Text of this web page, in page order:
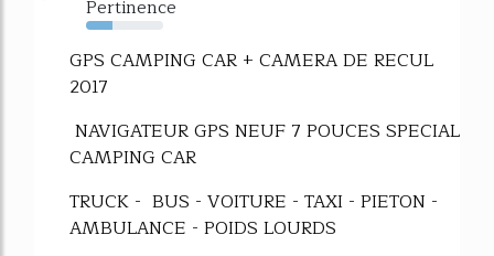
Pertinence
34%
GPS CAMPING CAR + CAMERA DE RECUL
2017
NAVIGATEUR GPS NEUF 7 POUCES SPECIAL
CAMPING CAR
TRUCK - BUS - VOITURE - TAXI - PIETON -
AMBULANCE - POIDS LOURDS